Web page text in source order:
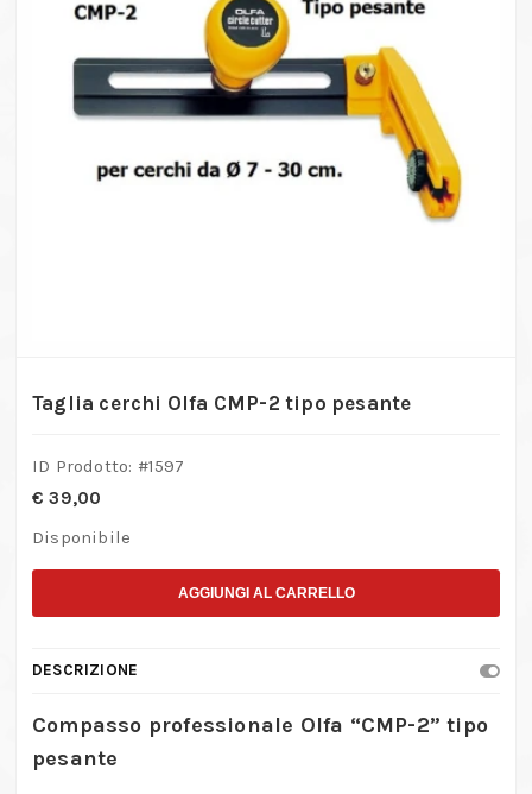
Taglia cerchi Olfa CMP-2 tipo pesante
ID Prodotto: #1597
€ 39,00
Disponibile
AGGIUNGI AL CARRELLO
DESCRIZIONE
Compasso professionale Olfa “CMP-2” tipo
pesante